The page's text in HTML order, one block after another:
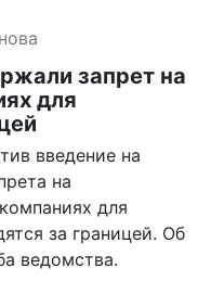
запрет на
для
введение на
на
для
за границей. Об
ведомства.